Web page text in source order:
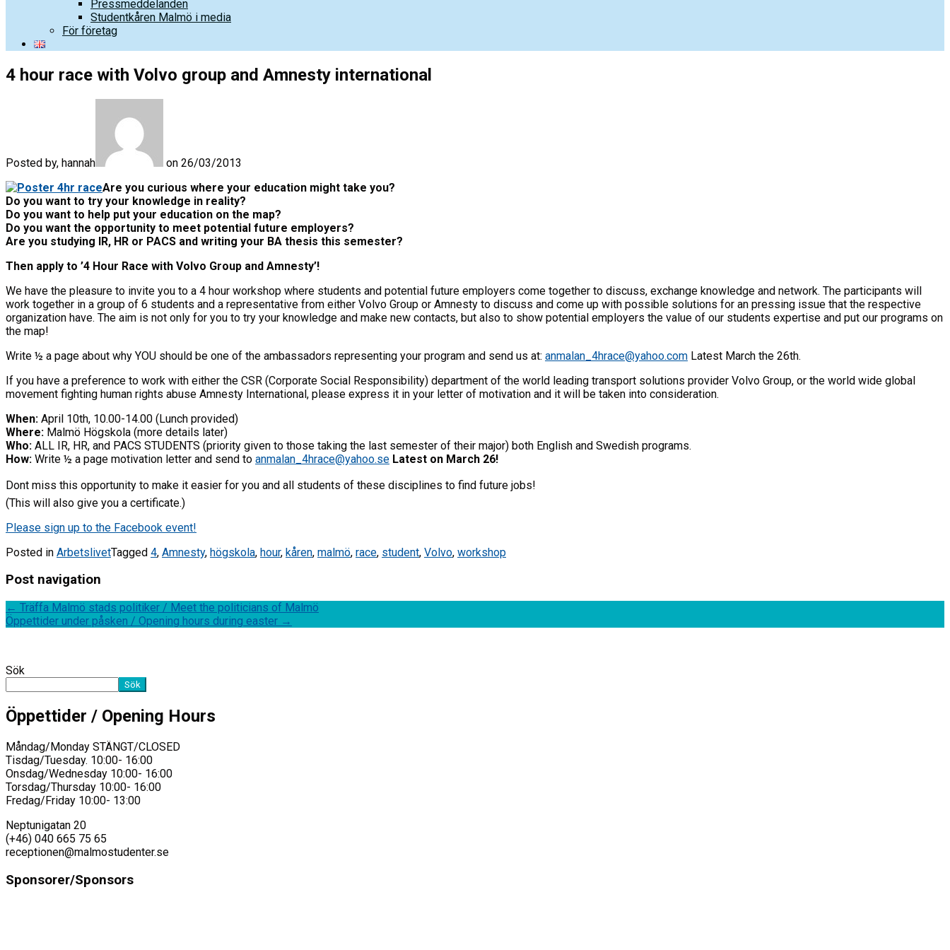
Pressmeddelanden
Studentkåren Malmö i media
För företag
4 hour race with Volvo group and Amnesty international
Posted by, hannah
on 26/03/2013
Are you curious where your education might take you?
Do you want to try your knowledge in reality?
Do you want to help put your education on the map?
Do you want the opportunity to meet potential future employers?
Are you studying IR, HR or PACS and writing your BA thesis this semester?
Then apply to ’4 Hour Race with Volvo Group and Amnesty’!
We have the pleasure to invite you to a 4 hour workshop where students and potential future employers come together to discuss, exchange knowledge and network. The participants will
work together in a group of 6 students and a representative from either Volvo Group or Amnesty to discuss and come up with possible solutions for an pressing issue that the respective
organization have. The aim is not only for you to try your knowledge and make new contacts, but also to show potential employers the value of our students expertise and put our programs on
the map!
Write ½ a page about why YOU should be one of the ambassadors representing your program and send us at: anmalan_4hrace@yahoo.com Latest March the 26th.
If you have a preference to work with either the CSR (Corporate Social Responsibility) department of the world leading transport solutions provider Volvo Group, or the world wide global
movement fighting human rights abuse Amnesty International, please express it in your letter of motivation and it will be taken into consideration.
When: April 10th, 10.00-14.00 (Lunch provided)
Where: Malmö Högskola (more details later)
Who: ALL IR, HR, and PACS STUDENTS (priority given to those taking the last semester of their major) both English and Swedish programs.
How: Write ½ a page motivation letter and send to anmalan_4hrace@yahoo.se Latest on March 26!
Dont miss this opportunity to make it easier for you and all students of these disciplines to find future jobs!
(This will also give you a certificate.)
Please sign up to the Facebook event!
Posted in ArbetslivetTagged 4, Amnesty, högskola, hour, kåren, malmö, race, student, Volvo, workshop
Post navigation
← Träffa Malmö stads politiker / Meet the politicians of Malmö
Öppettider under påsken / Opening hours during easter →
Sök
Sök
Öppettider / Opening Hours
Måndag/Monday STÄNGT/CLOSED
Tisdag/Tuesday. 10:00- 16:00
Onsdag/Wednesday 10:00- 16:00
Torsdag/Thursday 10:00- 16:00
Fredag/Friday 10:00- 13:00
Neptunigatan 20
(+46) 040 665 75 65
receptionen@malmostudenter.se
Sponsorer/Sponsors